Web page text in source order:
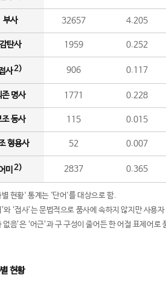
부사 32657 4.205
탄사 1959 0.252
사2) 906 0.117
존 명사 1771 0.228
조 동사 115 0.015
형용사 52 0.007
미 2) 2837 0.365
현황' 통계는 '단어'를 대상으로 함.
와 ‘접사’는 문법적으로 품사에 속하지 않지만 사용
없음’은 ‘어근’과 구 구성이 줄어든 한 어절 표제어
현황